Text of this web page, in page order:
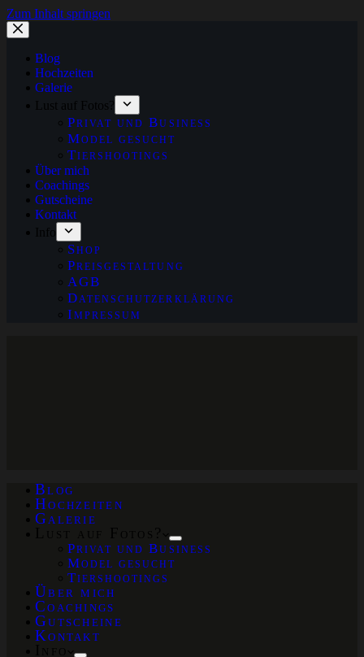
Zum Inhalt springen
Blog
Hochzeiten
Galerie
Lust auf Fotos?
Privat und Business
Model gesucht
Tiershootings
Über mich
Coachings
Gutscheine
Kontakt
Info
Shop
Preisgestaltung
AGB
Datenschutzerklärung
Impressum
Blog
Hochzeiten
Galerie
Privat und Business
Model gesucht
Tiershootings
Über mich
Coachings
Gutscheine
Kontakt